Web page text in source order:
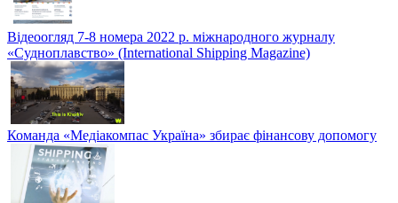
Відеоогляд 7-8 номера 2022 р. міжнародного журналу
«Судноплавство» (International Shipping Magazine)
Команда «Медіакомпас Україна» збирає фінансову допомогу